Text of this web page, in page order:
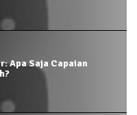
Apa Saja Capaian